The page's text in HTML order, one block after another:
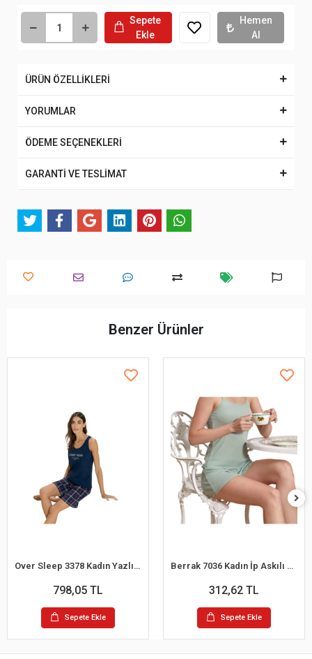
Sepete
Ekle
Hemen
Al
ÜRÜN ÖZELLİKLERİ
YORUMLAR
ÖDEME SEÇENEKLERİ
GARANTİ VE TESLİMAT
Benzer Ürünler
Over Sleep 3378 Kadın Yazlık Süprem Şort Pijama Takım (M-L-XL-XXL)
798,05 TL
Sepete Ekle
Berrak 7036 Kadın İp Askılı Şortlu Pijama Takım
312,62 TL
Sepete Ekle